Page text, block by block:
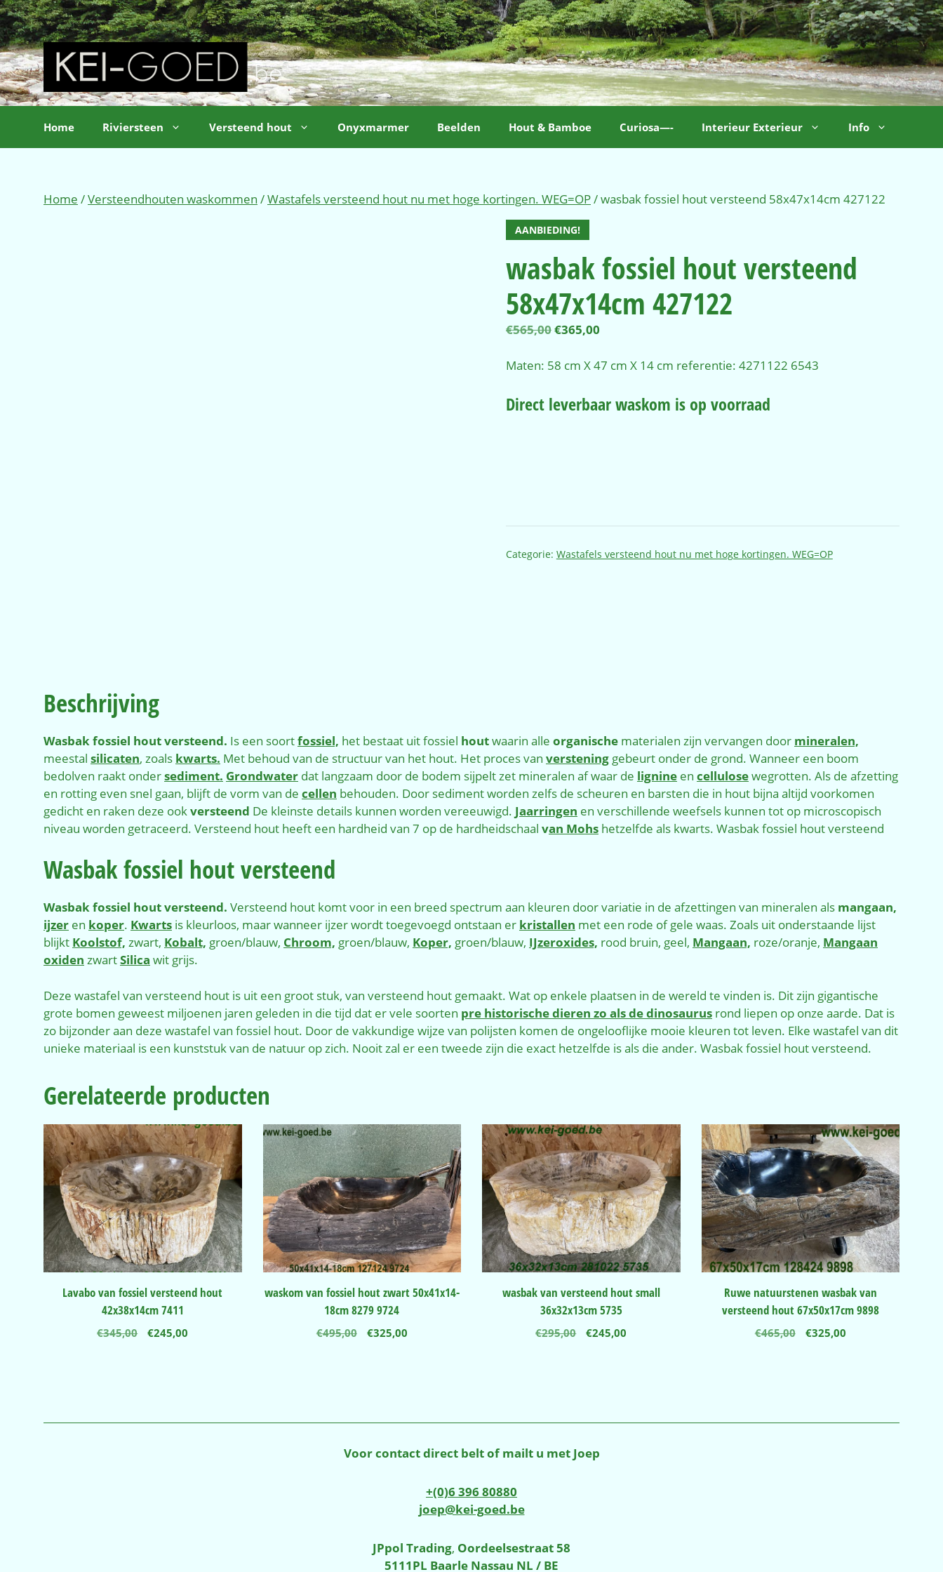
Ga
naar
de
inhoud
Home Riviersteen Versteend hout Onyxmarmer Beelden Hout & Bamboe Curiosa—- Interieur Exterieur Info
Home /Versteendhouten waskommen /Wastafels versteend hout nu met hoge kortingen. WEG=OP/ wasbak fossiel hout versteend 58x47x14cm 427122
AANBIEDING!
wasbak fossiel hout versteend
58x47x14cm 427122
€565,00Oorspronkelijke
was:
€365,00Huidige
is:
Maten: 58 cm X 47 cm X 14 cm referentie: 4271122 6543
Direct leverbaar waskom is op voorraad
Categorie: Wastafels versteend hout nu met hoge kortingen. WEG=OP
Beschrijving
Wasbak fossiel hout versteend. Is een soortfossiel, het bestaat uit fossiel houtwaarin alle organische materialen zijn vervangen door mineralen,
meestal silicaten, zoals kwarts. Met behoud van de structuur van het hout. Het proces van verstening gebeurt onder de grond. Wanneer een boom
bedolven raakt ondersediment. Grondwater dat langzaam door de bodem sijpelt zet mineralen af waar de lignine en cellulosewegrotten. Als de afzetting
en rotting even snel gaan, blijft de vorm van de cellen behouden. Door sediment worden zelfs de scheuren en barsten die in hout bijna altijd voorkomen
gedicht en raken deze ookversteend De kleinste details kunnen worden vereeuwigd. Jaarringen en verschillende weefsels kunnen tot op microscopisch
niveau worden getraceerd. Versteend hout heeft een hardheid van 7 op de hardheidschaal van Mohs hetzelfde als kwarts. Wasbak fossiel hout versteend
Wasbak fossiel hout versteend
Wasbak fossiel hout versteend. Versteend hout komt voor in een breed spectrum aan kleuren door variatie in de afzettingen van mineralen als mangaan,
ijzer en koper. Kwarts is kleurloos, maar wanneer ijzer wordt toegevoegd ontstaan er kristallen met een rode of gele waas. Zoals uit onderstaande lijst
blijkt Koolstof, zwart, Kobalt, groen/blauw, Chroom, groen/blauw, Koper, groen/blauw, IJzeroxides, rood bruin, geel, Mangaan, roze/oranje, Mangaan
oxiden zwartSilica wit grijs.
Deze wastafel van versteend hout is uit een groot stuk, van versteend hout gemaakt. Wat op enkele plaatsen in de wereld te vinden is. Dit zijn gigantische
grote bomen geweest miljoenen jaren geleden in die tijd dat er vele soorten pre historische dieren zo als de dinosaurus rond liepen op onze aarde. Dat is
zo bijzonder aan deze wastafel van fossiel hout. Door de vakkundige wijze van polijsten komen de ongelooflijke mooie kleuren tot leven. Elke wastafel van dit
unieke materiaal is een kunststuk van de natuur op zich. Nooit zal er een tweede zijn die exact hetzelfde is als die ander. Wasbak fossiel hout versteend.
Gerelateerde producten
Lavabo van fossiel versteend hout
42x38x14cm 7411
€345,00
Oorspronkelijke
€245,00
waskom van fossiel hout zwart 50x41x14-
18cm 8279 9724
€495,00
Oorspronkelijke
€325,00Huidige
wasbak van versteend hout small
36x32x13cm 5735
€295,00
Oorspronkelijke
€245,00
Ruwe natuurstenen wasbak van
versteend hout 67x50x17cm 9898
€465,00
Oorspronkelijke
€325,00Huidige
Voor contact direct belt of mailt u met Joep
+(0)6 396 80880
joep@kei-goed.be
JPpol Trading, Oordeelsestraat 58
5111PL Baarle Nassau NL / BE